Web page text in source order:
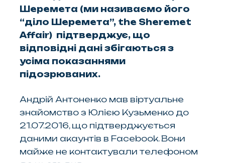
Шеремета (ми називаємо його
“діло Шеремета”, the Sheremet
Affair) підтверджує, що
відповідні дані збігаються з
усіма показаннями
підозрюваних.
Андрій Антоненко мав віртуальне
знайомство з Юлією Кузьменко до
21.07.2016, що підтверджується
даними акаунтів в Facebook. Вони
майже не контактували телефоном